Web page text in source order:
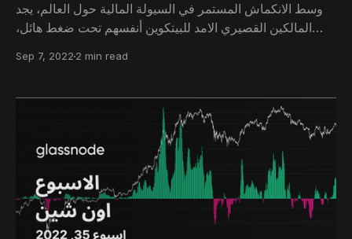
وسط الانكماش المستمر في السيولة المالية حول العالم، يجد
المالكين القصيري الامد للبيتكوين أنفسهم تحت ضغط هائل،
Sep 7, 2022 2 min read